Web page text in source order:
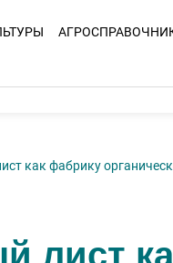
как фабрику
лист